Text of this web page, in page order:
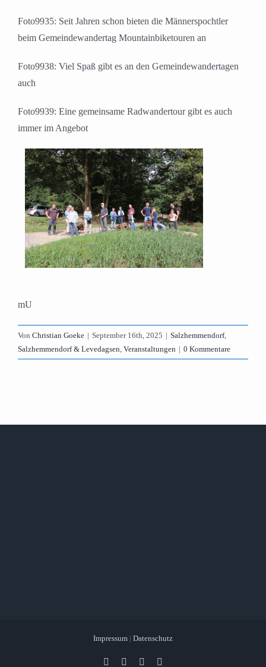
Foto9935: Seit Jahren schon bieten die Männerspochtler
beim Gemeindewandertag Mountainbiketouren an
Foto9938: Viel Spaß gibt es an den Gemeindewandertagen
auch
Foto9939: Eine gemeinsame Radwandertour gibt es auch
immer im Angebot
mU
Von Christian Goeke | September 16th, 2025 | Salzhemmendorf,
Salzhemmendorf & Levedagsen Veranstaltungen | 0 Kommentare
Impressum | Datenschutz
Facebook Instagram